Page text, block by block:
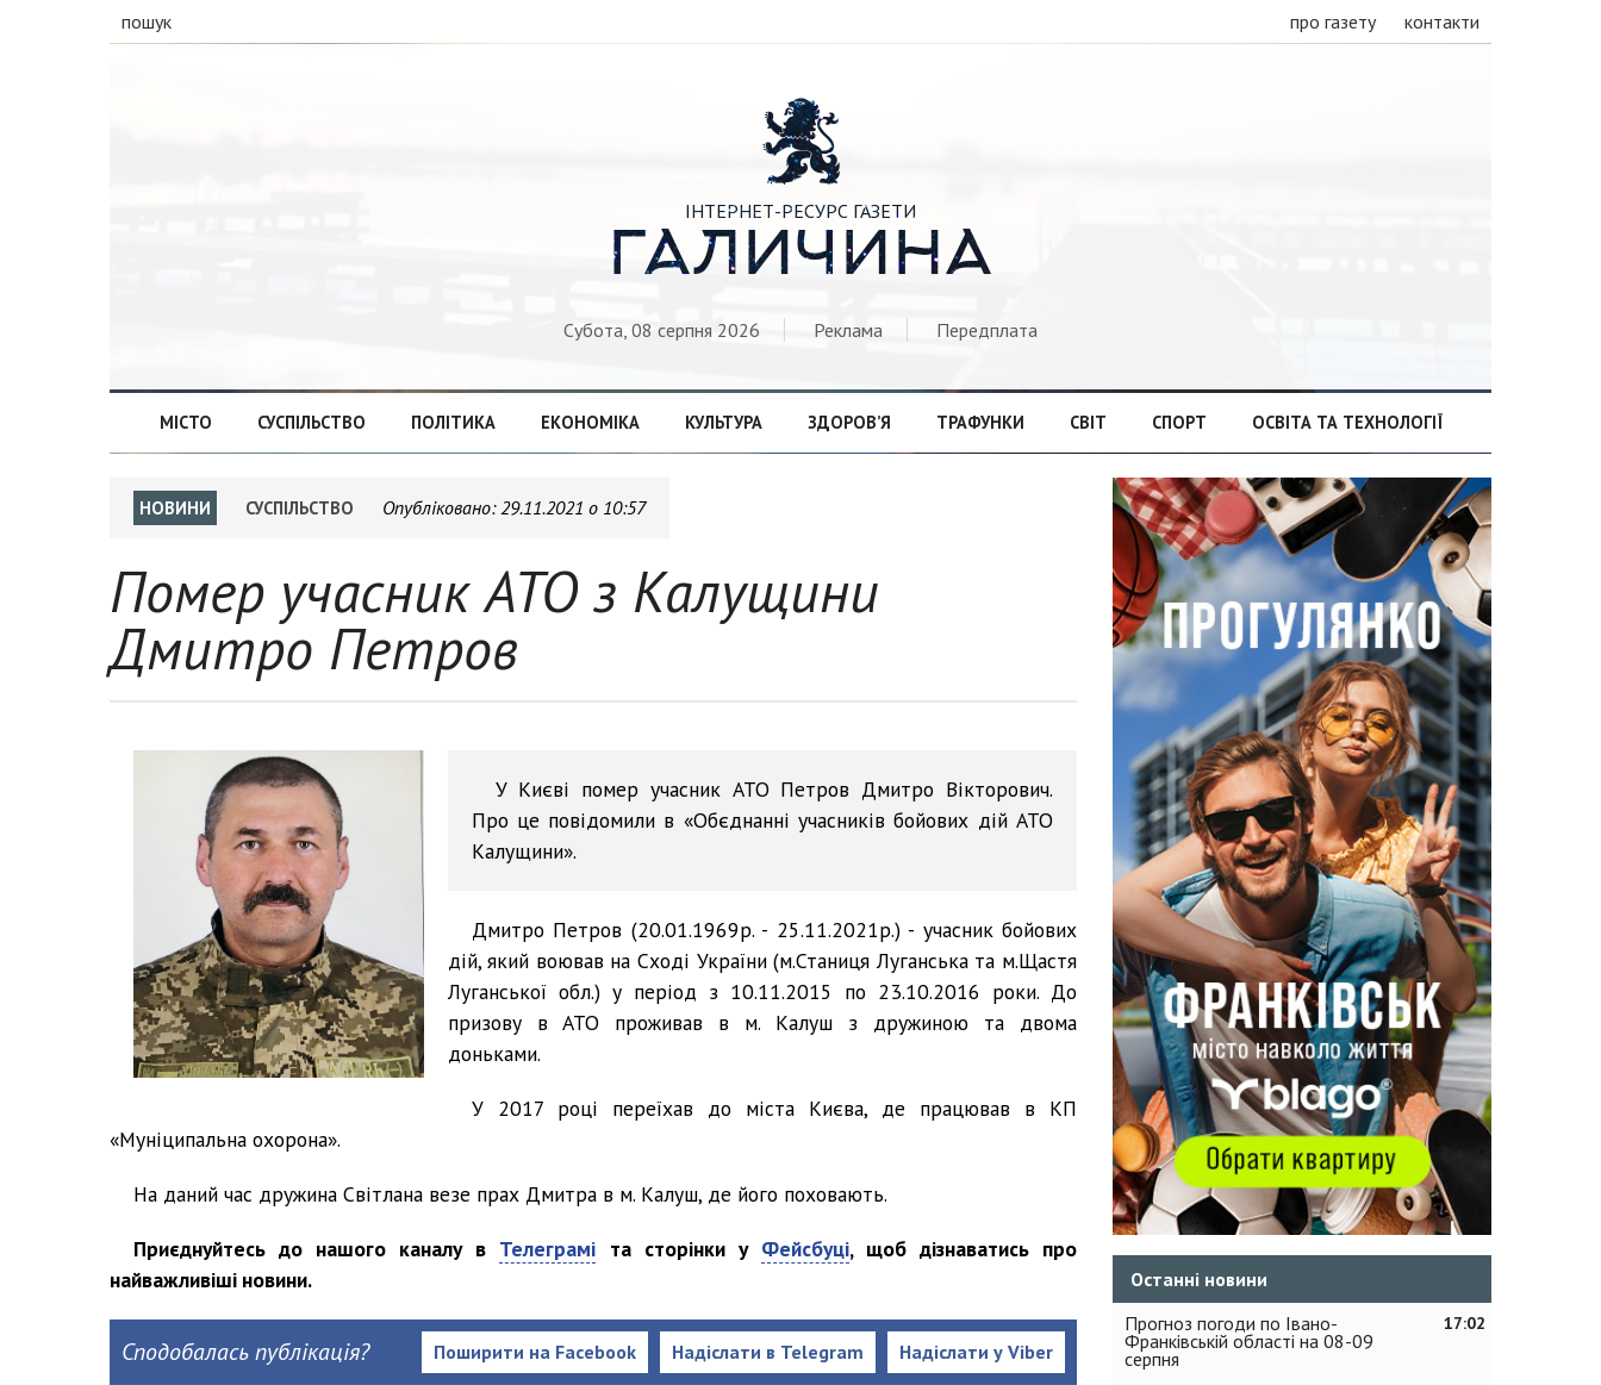
пошук про газету контакти

ІНТЕРНЕТ-РЕСУРС ГАЗЕТИ
ГАЛИЧИНА
Субота, 08 серпня 2026 Реклама Передплата
МІСТО СУСПІЛЬСТВО ПОЛІТИКА ЕКОНОМІКА КУЛЬТУРА ЗДОРОВ’Я ТРАФУНКИ СВІТ СПОРТ ОСВІТА ТА ТЕХНОЛОГІЇ
НОВИНИ СУСПІЛЬСТВО Опубліковано:29.11.2021 о 10:57
Помер учасник АТО з Калущини
Дмитро Петров
У Києві помер учасник АТО Петров Дмитро Вікторович.
Про це повідомили в «Обєднанні учасників бойових дій АТО
Калущини».
Дмитро Петров (20.01.1969р. - 25.11.2021р.) - учасник бойових
дій, який воював на Сході України (м.Станиця Луганська та м.Щастя
Луганської обл.) у період з 10.11.2015 по 23.10.2016 роки. До
призову в АТО проживав в м. Калуш з дружиною та двома
доньками.
У 2017 році переїхав до міста Києва, де працював в КП
«Муніципальна охорона».
На даний час дружина Світлана везе прах Дмитра в м. Калуш, де його поховають.
Приєднуйтесь до нашого каналу в Телеграмі та сторінки у Фейсбуці, щоб дізнаватись про
найважливіші новини.
Сподобалась публікація? Надіслати у Viber
Надіслати в Telegram
Поширити на Facebook
Останні новини
17:02
Прогноз погоди по Івано-
Франківській області на 08-09
серпня